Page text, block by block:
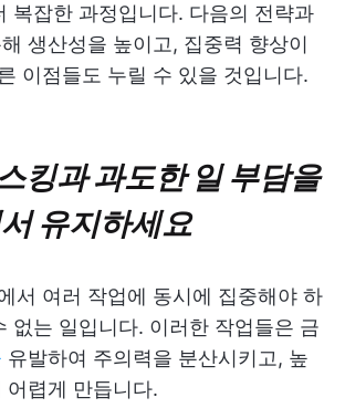
복잡한 과정입니다. 다음의 전략과
생산성을 높이고, 집중력 향상이
이점들도 누릴 수 있을 것입니다.
킹과 과도한 일 부담을
유지하세요
서 여러 작업에 동시에 집중해야 하
없는 일입니다. 이러한 작업들은 금
유발하여 주의력을 분산시키고, 높
어렵게 만듭니다.